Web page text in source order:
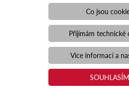
Responzivní webPuxdesign |
Toto jsou internetové stránky
v Hustopečích, Hybešova 14, PSČ
zapsané v OR vedeném Krajským
3582. Společnost AGRI CS a.s. je
řízeného společností AGROFERT,
na adrese Pyšelská 2327/2,
a-finance.cz
Co jsou
Přijímám technické
Více informací a
SOUHLASÍM